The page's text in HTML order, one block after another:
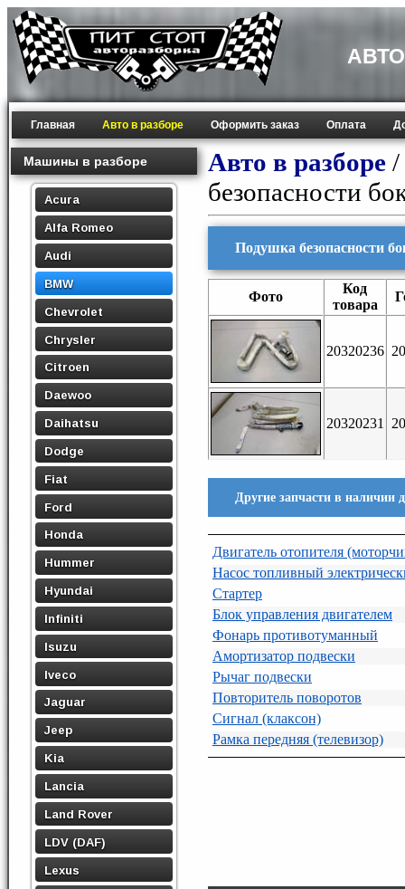
Главная Авто в разборе Оформить заказ Оплата
Машины в разборе
Acura
Alfa Romeo
Audi
BMW
Chevrolet
Chrysler
Citroen
Daewoo
Daihatsu
Dodge
Fiat
Ford
Honda
Hummer
Hyundai
Infiniti
Isuzu
Iveco
Jaguar
Jeep
Kia
Lancia
Land Rover
LDV (DAF)
Lexus
Авто в разборе /
безопасности
Подушка безопасности
Фото
Код
товара
20320236
20320231
Другие запчасти в наличии
Двигатель отопителя
Насос топливный
Стартер
Блок управления двигателем
Фонарь противотуманный
Амортизатор подвески
Рычаг подвески
Повторитель поворотов
Сигнал (клаксон)
Рамка передняя (телевизор)